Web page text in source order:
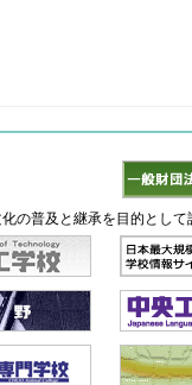
の普及と継承を目的とし